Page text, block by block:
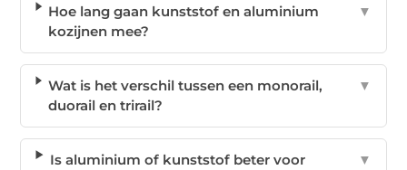
Hoe lang gaan kunststof en aluminium
kozijnen mee?
▼
Wat is het verschil tussen een monorail,
duorail en trirail?
▼
Is aluminium of kunststof beter voor
▼